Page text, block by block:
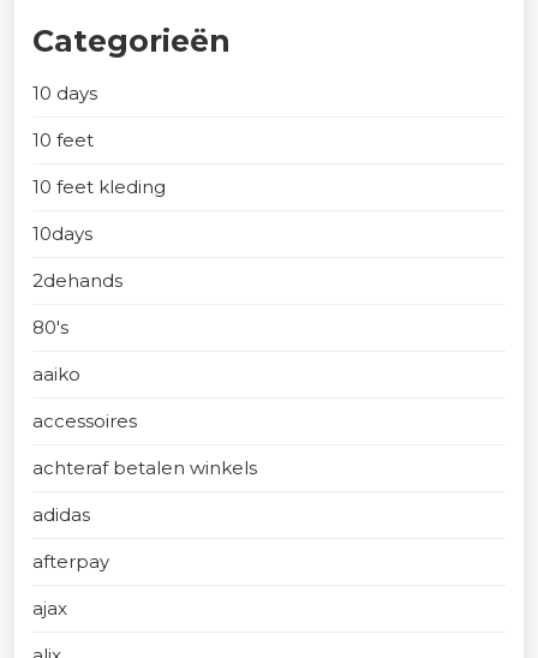
Categorieën
10 days
10 feet
10 feet kleding
10days
2dehands
80's
aaiko
accessoires
achteraf betalen winkels
adidas
afterpay
ajax